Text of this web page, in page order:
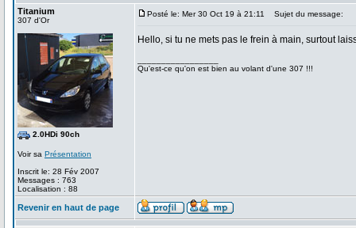
Titanium
307 d'Or
2.0HDi 90ch
Voir sa Présentation
Inscrit le: 28 Fév 2007
Messages : 763
Localisation : 88
Posté le: Mer 30 Oct 19 à 21:11 Sujet du message:
Hello, si tu ne mets pas le frein à main, surtout
Qu'est-ce qu'on est bien au volant d'une 307 !!!
Revenir en haut de page